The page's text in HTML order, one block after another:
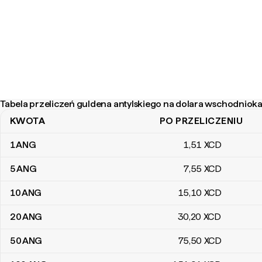
Tabela przeliczeń guldena antylskiego na dolara
Tabela przeliczeń guldena antylskiego na dolara
KWOTA PO PRZELICZENIU
1ANG 1,51 XCD
5ANG 7,55 XCD
10ANG 15,10 XCD
20ANG 30,20 XCD
50ANG 75,50 XCD